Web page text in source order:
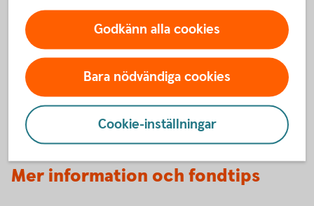
Hur fungerar det med skatt på fonder? Svaret är att
det beror på vilket sätt du väljer att spara på. Läs
mer om fondbeskattning.
fonder
Mer information och fondtips
Godkänn alla cookies
Bara nödvändiga cookies
Cookie-inställningar